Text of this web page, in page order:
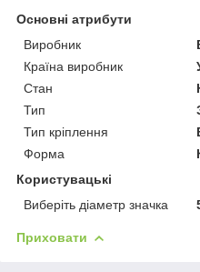
Основні атрибути
Виробник
Країна виробник
Стан
Тип
Тип кріплення
Форма
Користувацькі
Виберіть діаметр значка
Приховати